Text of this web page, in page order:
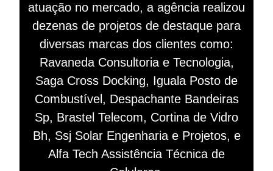
atuação no mercado, a agência realizou
dezenas de projetos de destaque para
diversas marcas dos clientes como:
Ravaneda Consultoria e Tecnologia,
Saga Cross Docking, Iguala Posto de
Combustível, Despachante Bandeiras
Sp, Brastel Telecom, Cortina de Vidro
Bh, Ssj Solar Engenharia e Projetos, e
Alfa Tech Assistência Técnica de